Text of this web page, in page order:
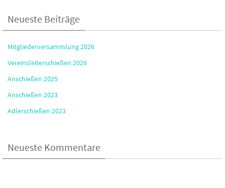
Neueste Beiträge
Mitgliederversammlung 2026
Vereinsleiterschießen 2026
Anschießen 2025
Anschießen 2023
Adlerschießen 2023
Neueste Kommentare